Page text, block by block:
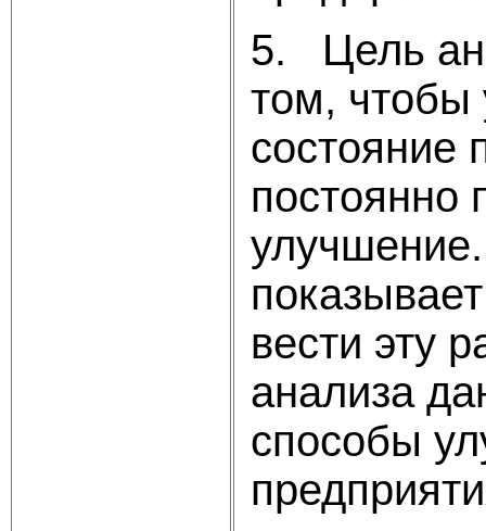
5. Цель
том, чтобы
состояние
постоянно
вести эту
анализа
способы